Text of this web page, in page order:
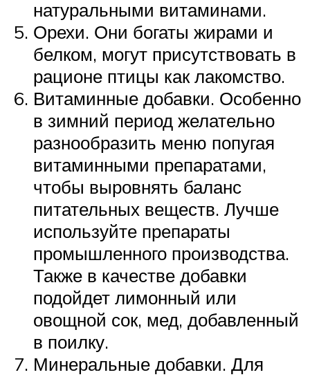
натуральными витаминами.
Орехи. Они богаты жирами и
белком, могут присутствовать в
рационе птицы как лакомство.
Витаминные добавки. Особенно
в зимний период желательно
разнообразить меню попугая
витаминными препаратами,
чтобы выровнять баланс
питательных веществ. Лучше
используйте препараты
промышленного производства.
Также в качестве добавки
подойдет лимонный или
овощной сок, мед, добавленный
в поилку.
Минеральные добавки. Для